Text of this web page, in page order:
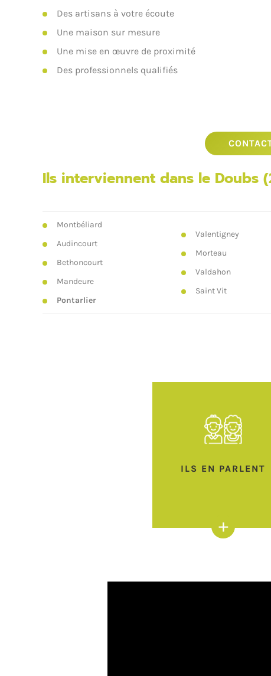
Des artisans à votre écoute
Une maison sur mesure
Une mise en œuvre de proximité
Des professionnels qualifiés
Ils interviennent dans le Doubs
Montbéliard
Audincourt
Bethoncourt
Mandeure
Pontarlier
Valentigney
Morteau
Valdahon
Saint Vit
ILS EN PARLENT
+